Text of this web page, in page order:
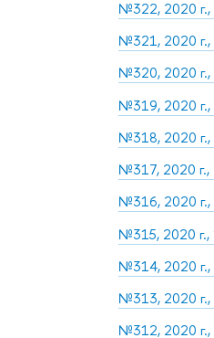
№322, 2020
№321, 2020
№320, 2020
№319, 2020
№318, 2020
№317, 2020
№316, 2020
№315, 2020
№314, 2020
№313, 2020
№312, 2020